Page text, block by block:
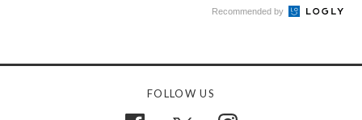
Recommended by
FOLLOW US